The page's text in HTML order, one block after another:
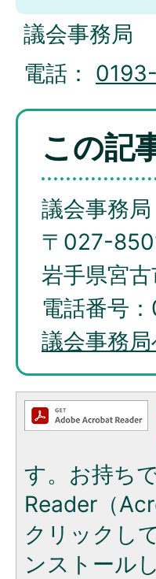
議会事務局
電話：
この記
議会事務局
〒027-
岩手県宮
電話番号：
議会事務
す。お持ち
Reader（
クリックし
ンストール